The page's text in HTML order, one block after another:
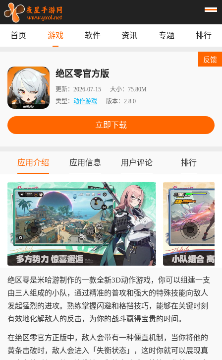
专题 榜单
首页 游戏 软件 资讯 专题 排行
绝区零官方版
更新： 2026-07-15 大小： 75.80M
类型： 动作游戏 版本： 2.8.0
立即下载
反馈
应用介绍 应用信息 用户评论 排行
绝区零是米哈游制作的一款全新3D动作游戏，你可以组建一支
由三人组成的小队，通过精准的普攻和强大的特殊技能向敌人
发起猛烈的进攻。熟练掌握闪避和格挡技巧，能够在关键时刻
有效地化解敌人的反击，为你的战斗赢得宝贵的时间。
在绝区零官方正版中，敌人会带有一种僵直机制，当你将他的
黄条击破时，敌人会进入「失衡状态」，这时你就可以展现真